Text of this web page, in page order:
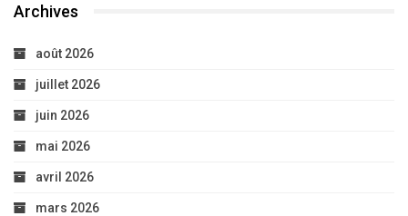
Archives
août 2026
juillet 2026
juin 2026
mai 2026
avril 2026
mars 2026